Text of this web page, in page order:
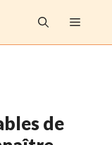
MENU
de